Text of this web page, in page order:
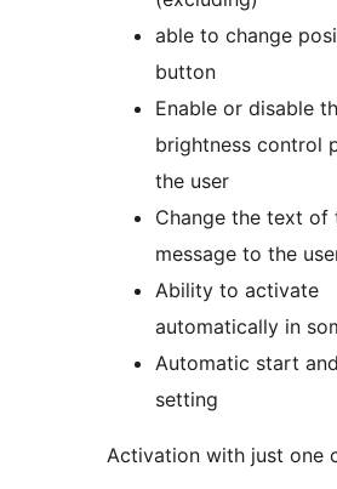
able to change
button
Enable or disable
brightness control
the user
Change the text of
message to the
Ability to activate
automatically in
Automatic start
setting
Activation with just one